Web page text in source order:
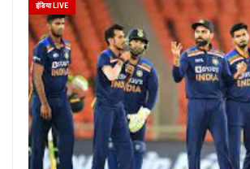
इंडिया LIVE